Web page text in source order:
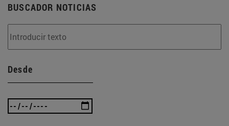
BUSCADOR NOTICIAS
Desde